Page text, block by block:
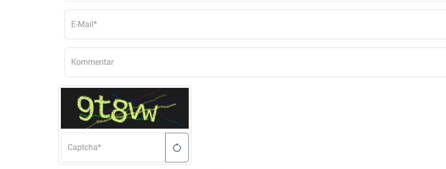
E-Mail
Kommentar
Captcha